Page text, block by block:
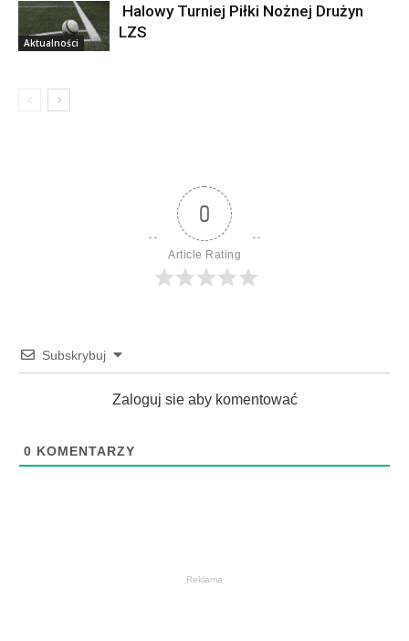
Aktualności
Halowy Turniej Piłki Nożnej Drużyn
LZS
0
Article Rating
Subskrybuj
Zaloguj sie aby komentować
0 KOMENTARZY
Reklama